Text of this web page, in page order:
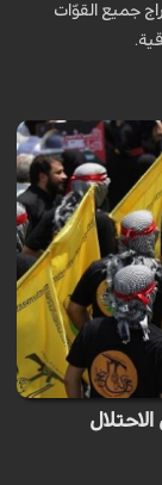
جميع القوّات